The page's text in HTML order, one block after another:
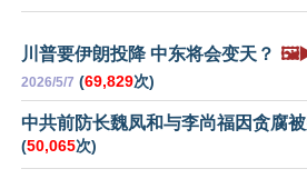
川普要伊朗投降 中东将会变天？
2026/5/7 (69,829次)
中共前防长魏凤和与李尚福因贪腐
(50,065次)